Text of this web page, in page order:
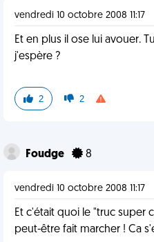
vendredi 10 octobre 2008 11:17
Et en plus il ose lui avouer.
j'espère ?
2 2
Foudge 8
vendredi 10 octobre 2008 11:17
Et c'était quoi le "truc super
peut-être fait marcher ! Ca